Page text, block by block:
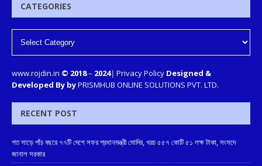
CATEGORIES
www.rojdin.in © 2018– 2024| Privacy Policy Designed &
Developed By byPRISMHUB ONLINE SOLUTIONS PVT. LTD.
RECENT POST
গত সাড়ে পাঁচ বছরে ৭৭টি দেশে সফর প্রধানমন্ত্রী মোদির, খরচ ৫৫৭ কোটি ৫১ লক্ষ টাকা, সংসদে
জানাল সরকার